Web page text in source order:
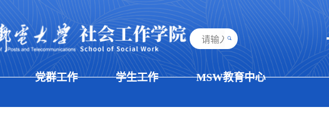
党群工作 学生工作 MSW教育中心